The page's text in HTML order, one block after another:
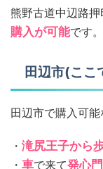
熊野古道中辺路
購入が可能です。
田辺市(ここ
田辺市で購入可能
・ 滝尻王子から
・ 車で来て発心